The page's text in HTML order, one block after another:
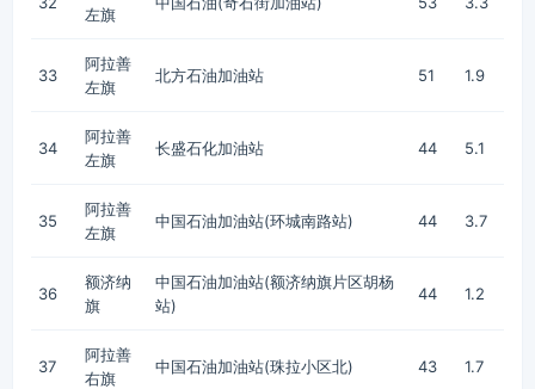
左旗
33
阿拉善
左旗
北方石油加油站 51 1.9
34
阿拉善
左旗
长盛石化加油站 44 5.1
35
阿拉善
左旗
中国石油加油站(环城南路站) 44 3.7
36
额济纳
旗
中国石油加油站(额济纳旗片区胡杨
站)
44 1.2
37
阿拉善
右旗
中国石油加油站(珠拉小区北) 43 1.7